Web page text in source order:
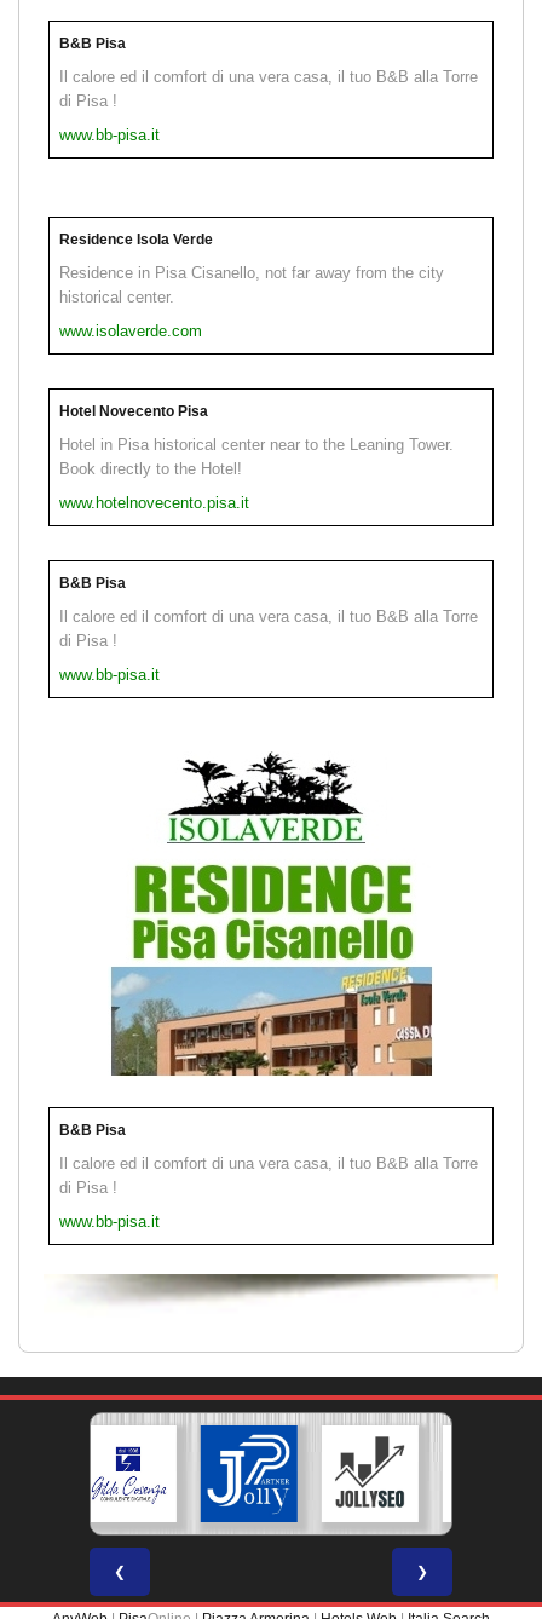
B&B Pisa
Il calore ed il comfort di una vera casa, il tuo B&B alla Torre
di Pisa !
www.bb-pisa.it
Residence Isola Verde
Residence in Pisa Cisanello, not far away from the city
historical center.
www.isolaverde.com
Hotel Novecento Pisa
Hotel in Pisa historical center near to the Leaning Tower.
Book directly to the Hotel!
www.hotelnovecento.pisa.it
B&B Pisa
Il calore ed il comfort di una vera casa, il tuo B&B alla Torre
di Pisa !
www.bb-pisa.it
B&B Pisa
Il calore ed il comfort di una vera casa, il tuo B&B alla Torre
di Pisa !
www.bb-pisa.it
❮ ❯